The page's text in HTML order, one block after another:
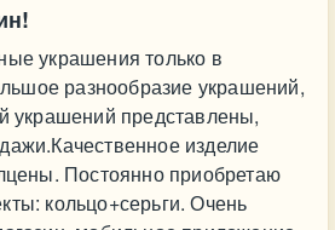
украшения только в
разнообразие украшений,
украшений представлены,
изделие
Постоянно приобретаю
кольцо+серьги. Очень